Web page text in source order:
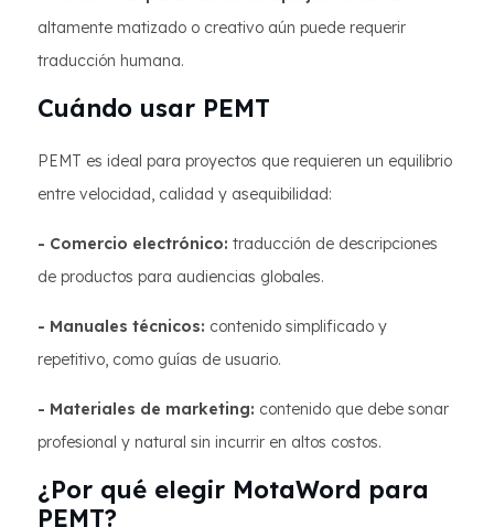
altamente matizado o creativo aún puede requerir
traducción humana.
Cuándo usar PEMT
PEMT es ideal para proyectos que requieren un equilibrio
entre velocidad, calidad y asequibilidad:
- Comercio electrónico: traducción de descripciones
de productos para audiencias globales.
- Manuales técnicos: contenido simplificado y
repetitivo, como guías de usuario.
- Materiales de marketing: contenido que debe sonar
profesional y natural sin incurrir en altos costos.
¿Por qué elegir MotaWord para
PEMT?